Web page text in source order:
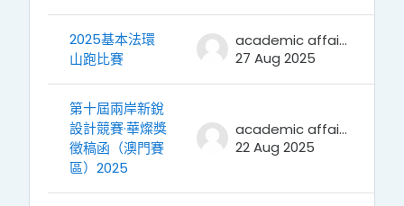
2025基本法環
山跑比賽
academic affairs
27 Aug 2025
第十屆兩岸新銳
設計競賽·華燦獎
徵稿函（澳門賽
區）2025
academic affairs
22 Aug 2025